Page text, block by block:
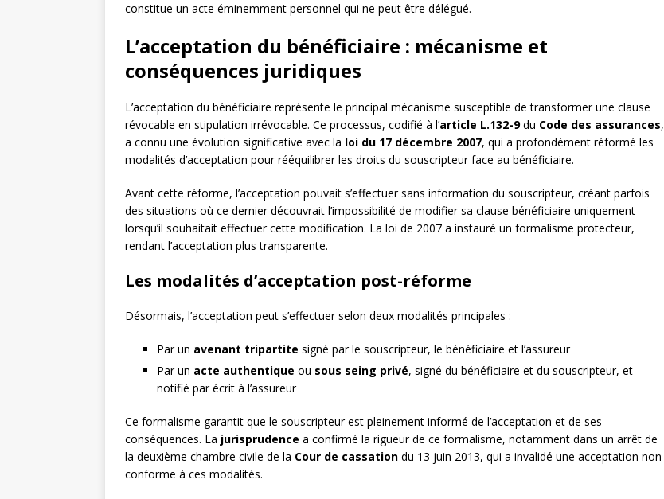
constitue un acte éminemment personnel qui ne peut être délégué.
L’acceptation du bénéficiaire : mécanisme et
conséquences juridiques
L’acceptation du bénéficiaire représente le principal mécanisme susceptible de transformer une clause
révocable en stipulation irrévocable. Ce processus, codifié à l’article L.132-9du Code des assurances,
a connu une évolution significative avec la loi du 17 décembre 2007, qui a profondément réformé les
modalités d’acceptation pour rééquilibrer les droits du souscripteur face au bénéficiaire.
Avant cette réforme, l’acceptation pouvait s’effectuer sans information du souscripteur, créant parfois
des situations où ce dernier découvrait l’impossibilité de modifier sa clause bénéficiaire uniquement
lorsqu’il souhaitait effectuer cette modification. La loi de 2007 a instauré un formalisme protecteur,
rendant l’acceptation plus transparente.
Les modalités d’acceptation post-réforme
Désormais, l’acceptation peut s’effectuer selon deux modalités principales :
Par un avenant tripartite signé par le souscripteur, le bénéficiaire et l’assureur
Par un acte authentique ou sous seing privé, signé du bénéficiaire et du souscripteur, et
notifié par écrit à l’assureur
Ce formalisme garantit que le souscripteur est pleinement informé de l’acceptation et de ses
conséquences. La jurisprudence a confirmé la rigueur de ce formalisme, notamment dans un arrêt de
la deuxième chambre civile de la Cour de cassation du 13 juin 2013, qui a invalidé une acceptation non
conforme à ces modalités.